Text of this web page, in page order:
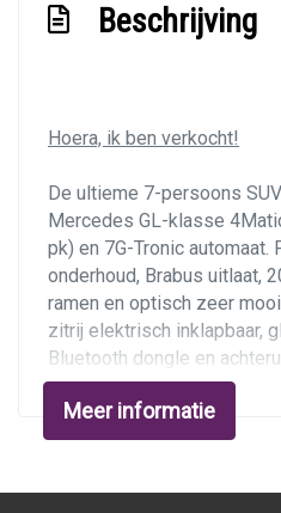
Lederen bekleding
Middenarmsteun voor
Stuur leder
Stuur met houtinleg
Stuur verstelbaar
Voorstoelen verwarmd
Exterieur
Adaptief demping
Buitenspiegels
Beschrijving
Hoera, ik ben verkocht!
De ultieme 7-persoons
Mercedes GL-klasse
pk) en 7G-Tronic automaat.
onderhoud, Brabus uitlaat,
ramen en optisch zeer
zitrij elektrisch inklapbaar,
Bluetooth dongle en
Exclusief en leder
stoelen met
achterin stoelverwarming
achterramen, elektrische
Meer informatie